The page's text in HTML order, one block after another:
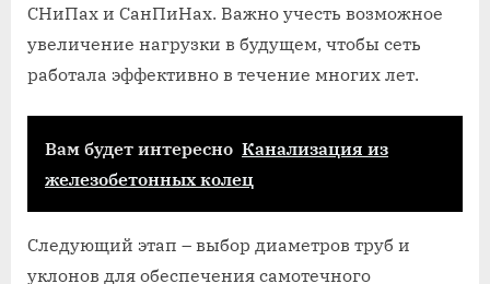
СНиПах и СанПиНах. Важно учесть возможное
увеличение нагрузки в будущем, чтобы сеть
работала эффективно в течение многих лет.
Вам будет интересно Канализация из
железобетонных колец
Следующий этап – выбор диаметров труб и
уклонов для обеспечения самотечного